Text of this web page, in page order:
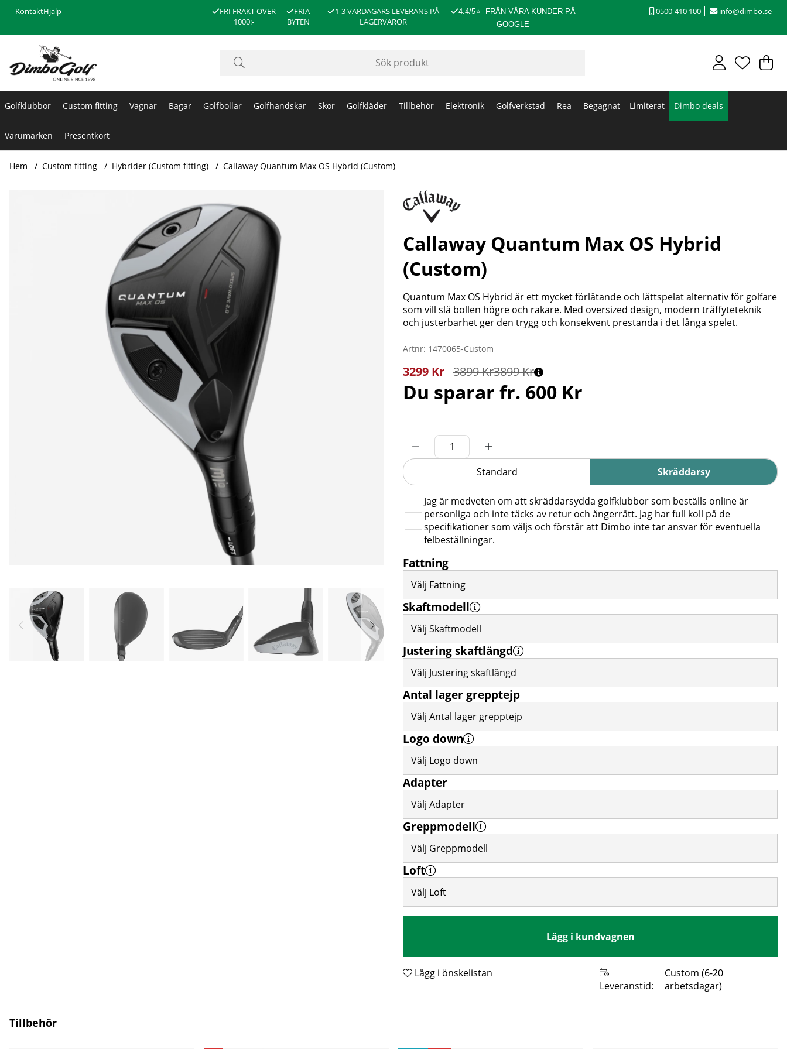
KontaktHjälp
FRI FRAKT ÖVER
1000:-
FRIA
BYTEN
1-3 VARDAGARS LEVERANS PÅ
LAGERVAROR
4.4/5⭐
FRÅN VÅRA KUNDER PÅ
GOOGLE
0500-410 100 info@dimbo.se
.
Golfklubbor Custom fitting Vagnar Bagar Golfbollar Golfhandskar Skor Golfkläder Tillbehör Elektronik Golfverkstad Rea Begagnat Limiterat Dimbo deals
Varumärken Presentkort
Hem Custom fitting Hybrider (Custom fitting) Callaway Quantum Max OS Hybrid (Custom)
Callaway Quantum Max OS Hybrid
(Custom)
Quantum Max OS Hybrid är ett mycket förlåtande och lättspelat alternativ för golfare
som vill slå bollen högre och rakare. Med oversized design, modern träffyteteknik
och justerbarhet ger den trygg och konsekvent prestanda i det långa spelet.
Artnr: 1470065-Custom
3899Kr
3299 Kr 3899 Kr
Du sparar fr. 600 Kr
Standard Skräddarsy
Jag är medveten om att skräddarsydda golfklubbor som beställs online är
personliga och inte täcks av retur och ångerrätt. Jag har full koll på de
specifikationer som väljs och förstår att Dimbo inte tar ansvar för eventuella
felbeställningar.
Fattning
Välj Fattning
Skaftmodell
Välj Skaftmodell
Justering skaftlängd
Välj Justering skaftlängd
Antal lager grepptejp
Välj Antal lager grepptejp
Logo down
Välj Logo down
Adapter
Välj Adapter
Greppmodell
Välj Greppmodell
Loft
Välj Loft
Lägg i kundvagnen
Lägg i önskelistan
Leveranstid:
Custom (6-20
arbetsdagar)
Tillbehör